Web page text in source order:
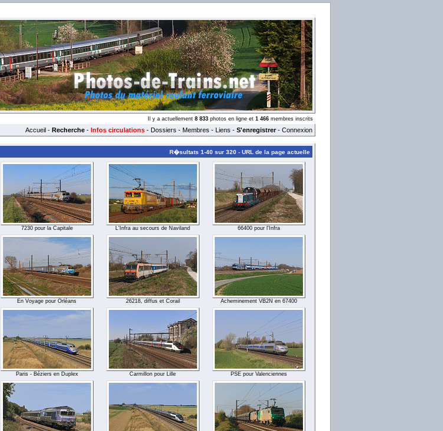
Il y a actuellement 8 833 photos en ligne et 1 466 membres inscrits
Accueil - Recherche - Infos circulations - Dossiers - Membres - Liens - S'enregistrer- Connexion
R�sultats 1-40 sur 320 - URL de la page actuelle
7230 pour la Capitale L'Infra au secours de Naviland 66400 pour l'Infra
En Voyage pour Orléans 26218, diffus et Corail Acheminement VB2N en 67400
Paris - Béziers en Duplex Carmillon pour Lille PSE pour Valenciennes